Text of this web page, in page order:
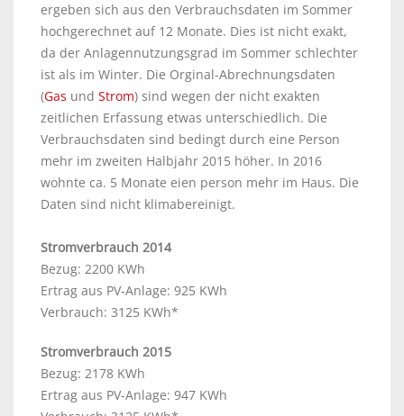
ergeben sich aus den Verbrauchsdaten im Sommer
hochgerechnet auf 12 Monate. Dies ist nicht exakt,
da der Anlagennutzungsgrad im Sommer schlechter
ist als im Winter. Die Orginal-Abrechnungsdaten
(Gas und Strom) sind wegen der nicht exakten
zeitlichen Erfassung etwas unterschiedlich. Die
Verbrauchsdaten sind bedingt durch eine Person
mehr im zweiten Halbjahr 2015 höher. In 2016
wohnte ca. 5 Monate eien person mehr im Haus. Die
Daten sind nicht klimabereinigt.
Stromverbrauch 2014
Bezug: 2200 KWh
Ertrag aus PV-Anlage: 925 KWh
Verbrauch: 3125 KWh*
Stromverbrauch 2015
Bezug: 2178 KWh
Ertrag aus PV-Anlage: 947 KWh